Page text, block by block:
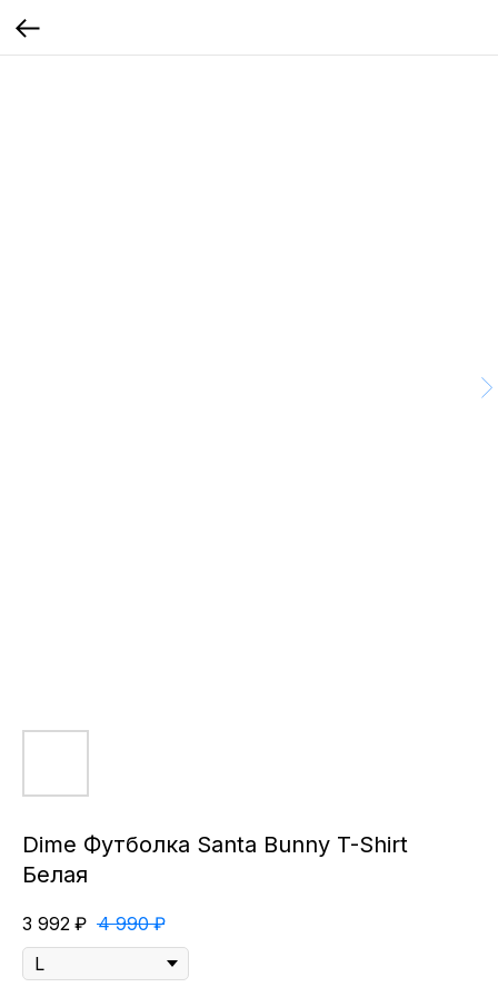
Dime Футболка Santa Bunny T-Shirt
Белая
3 992 ₽ 4 990 ₽